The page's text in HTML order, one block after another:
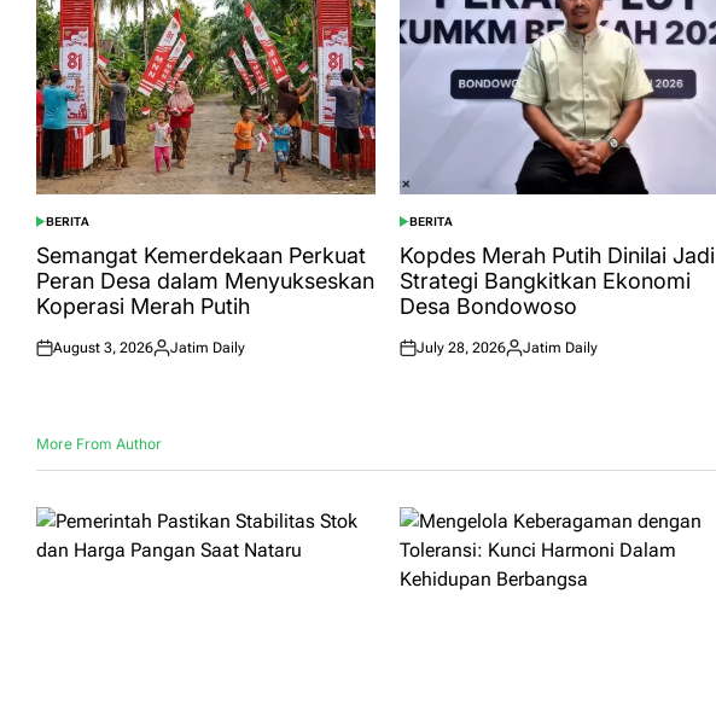
POSTED
IN
BERITA
Semangat Kemerdekaan Perkuat
Peran Desa dalam Menyukseskan
Koperasi Merah Putih
Posted
August 3, 2026
Posted
Jatim Daily
POSTED
IN
BERITA
Kopdes Merah Putih Dinilai Jadi
Strategi Bangkitkan Ekonomi
Desa Bondowoso
Posted
July 28, 2026
Posted
Jatim Daily
More From Author